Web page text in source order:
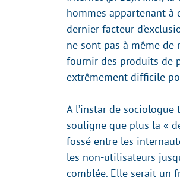
hommes appartenant à
dernier facteur
ne sont pas à même de
fournir des produits de
extrêmement difficile
A l’instar de sociologue
souligne que plus la «
fossé entre les
les non-utilisateurs
comblée. Elle serait un